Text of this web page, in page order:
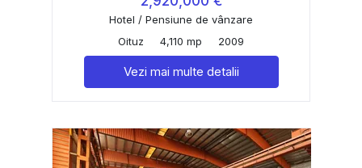
Hotel / Pensiune de vânzare
Oituz
4,110 mp 2009
Vezi mai multe detalii